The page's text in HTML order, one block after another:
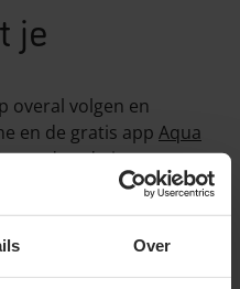
Over
je
overal volgen en
en de gratis app Aqua
standaard uitgerust met
de
regelen en je
en uitschakelen.